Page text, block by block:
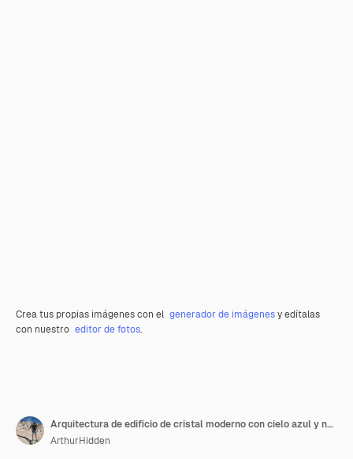
Crea tus propias imágenes con el generador de imágenesy edítalas
con nuestro editor de fotos.
Arquitectura de edificio de cristal moderno con cielo azul y nubes
ArthurHidden